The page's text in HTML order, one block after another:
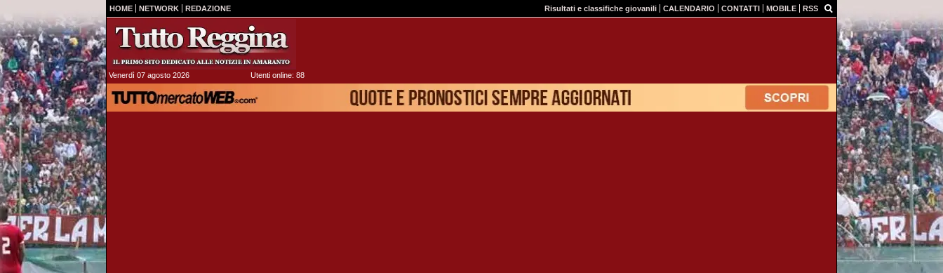
HOME NETWORK REDAZIONE Risultati e classifiche giovanili CALENDARIO CONTATTI MOBILE RSS
Venerdì 07 agosto 2026 Utenti online: 88